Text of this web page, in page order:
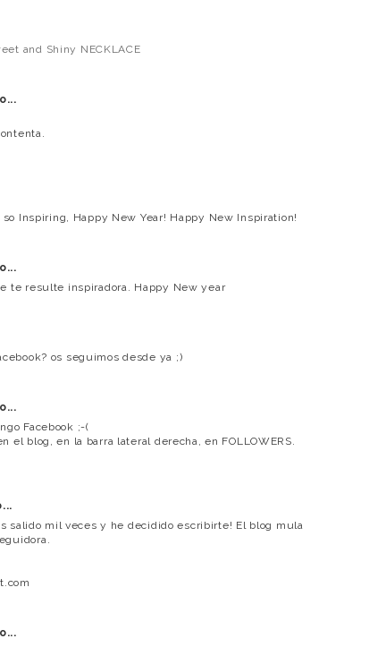
and Shiny NECKLACE
Inspiring, Happy New Year! Happy New Inspiration!
te resulte inspiradora. Happy New year
os seguimos desde ya ;)
Facebook ;-(
el blog, en la barra lateral derecha, en FOLLOWERS.
salido mil veces y he decidido escribirte! El blog mula